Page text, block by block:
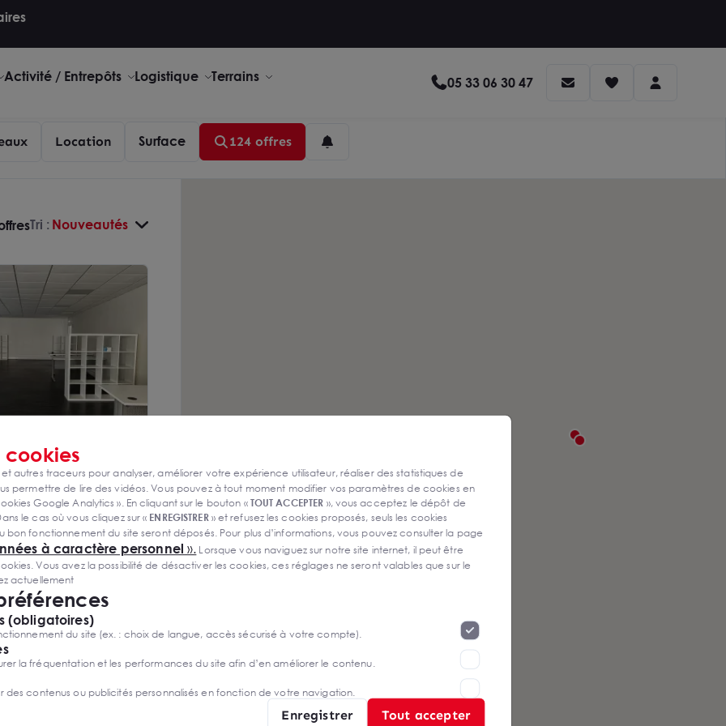
Activité / Entrepôts Logistique Terrains 05 33 06 30 47
Location Surface 124 offres
Tri : Nouveautés
- Mérignac
an HT HC
cookies
et autres traceurs pour analyser, améliorer votre expérience utilisateur, réaliser des statistiques de
permettre de lire des vidéos. Vous pouvez à tout moment modifier vos paramètres de cookies en
Google Analytics ». En cliquant sur le bouton «TOUT ACCEPTER », vous acceptez le dépôt de
le cas où vous cliquez sur « ENREGISTRER» et refusez les cookies proposés, seuls les cookies
bon fonctionnement du site seront déposés. Pour plus d’informations, vous pouvez consulter la page
à caractère personnel ». Lorsque vous naviguez sur notre site internet, il peut être
Vous avez la possibilité de désactiver les cookies, ces réglages ne seront valables que sur le
actuellement
(obligatoires)
du site (ex. : choix de langue, accès sécurisé à votre compte).
la fréquentation et les performances du site afin d’en améliorer le contenu.
des contenus ou publicités personnalisés en fonction de votre navigation.
Enregistrer Tout accepter